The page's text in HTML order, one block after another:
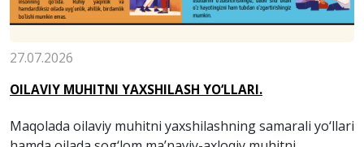
27.07.2026
OILAVIY MUHITNI YAXSHILASH YO‘LLARI.
Maqolada oilaviy muhitni yaxshilashning samarali yo‘llari